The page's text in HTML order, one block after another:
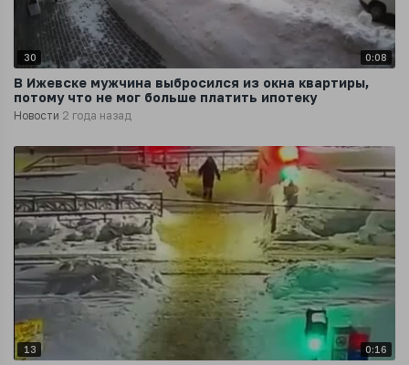
30 0:08
В Ижевске мужчина выбросился из окна квартиры,
потому что не мог больше платить ипотеку
Новости 2 года назад
13 0:16